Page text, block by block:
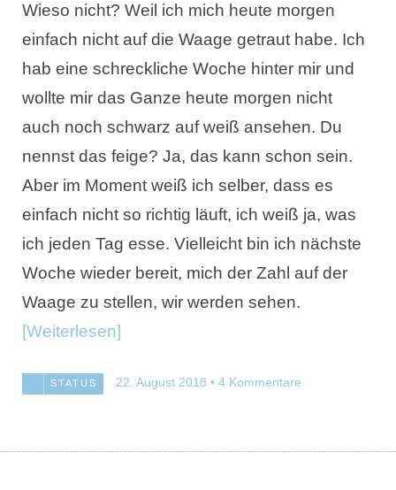
Wieso nicht? Weil ich mich heute morgen
einfach nicht auf die Waage getraut habe. Ich
hab eine schreckliche Woche hinter mir und
wollte mir das Ganze heute morgen nicht
auch noch schwarz auf weiß ansehen. Du
nennst das feige? Ja, das kann schon sein.
Aber im Moment weiß ich selber, dass es
einfach nicht so richtig läuft, ich weiß ja, was
ich jeden Tag esse. Vielleicht bin ich nächste
Woche wieder bereit, mich der Zahl auf der
Waage zu stellen, wir werden sehen.
[Weiterlesen]
STATUS 22. August 2018 4 Kommentare